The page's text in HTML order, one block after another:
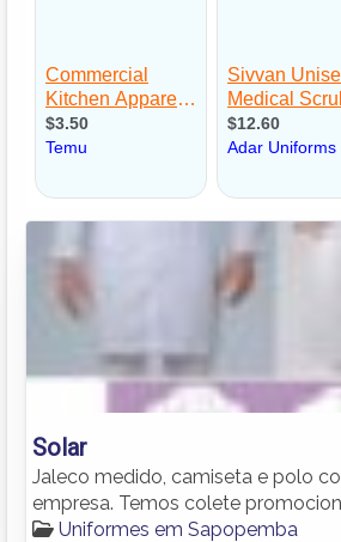
Solar
Jaleco medido, camiseta e polo
empresa. Temos colete
Uniformes em Sapopemba